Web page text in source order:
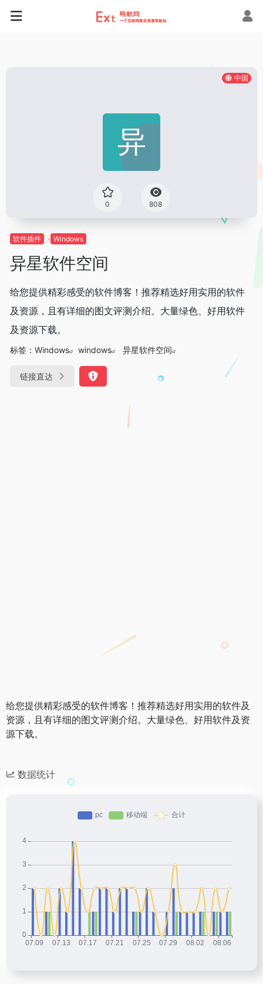
中国
0 808
软件插件 Windows
异星软件空间
给您提供精彩感受的软件博客！推荐精选好用实用的软件
及资源，且有详细的图文评测介绍。大量绿色、好用软件
及资源下载。
标签： Windows windows 异星软件空间
链接直达
给您提供精彩感受的软件博客！推荐精选好用实用的软件及
资源，且有详细的图文评测介绍。大量绿色、好用软件及资
源下载。
数据统计